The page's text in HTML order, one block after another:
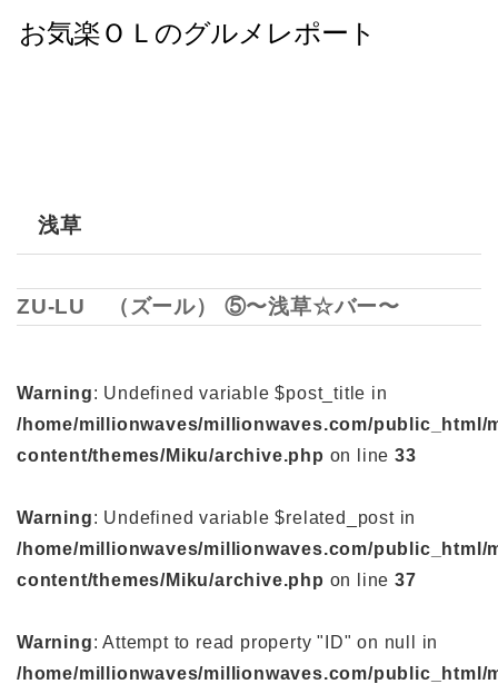
浅草
ZU-LU （ズール） ⑤〜浅草☆バー〜
Warning: Undefined variable $post_title in
/home/millionwaves/millionwaves.com/public_html/
content/themes/Miku/archive.php on line33
Warning: Undefined variable $related_post in
/home/millionwaves/millionwaves.com/public_html/
content/themes/Miku/archive.php on line37
Warning: Attempt to read property "ID" on null in
/home/millionwaves/millionwaves.com/public_html/